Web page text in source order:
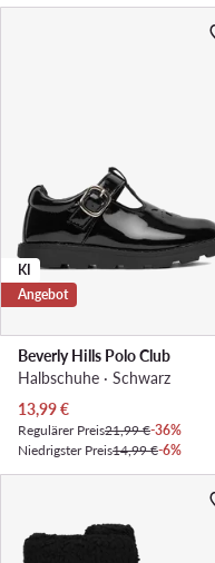
KI
Angebot
Beverly Hills Polo Club
Halbschuhe · Schwarz
Aktueller Preis
13,99€
Regulärer Preis21,99 €-36%
Niedrigster Preis14,99 €-6%